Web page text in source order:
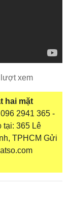
xem
hai mặt
2941 365 -
tại: 365 Lê
TPHCM Gửi